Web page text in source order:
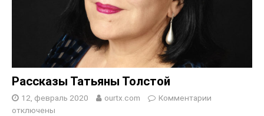
Рассказы Татьяны Толстой
12, февраль 2020 ourtx.com
Комментарии
отключены